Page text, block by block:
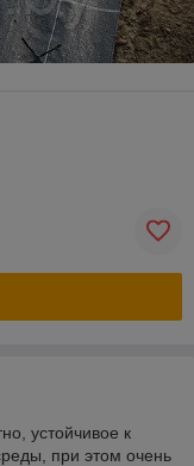
устойчивое к
при этом очень